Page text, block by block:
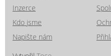
Inzerce
Kdo jsme
Napište nám